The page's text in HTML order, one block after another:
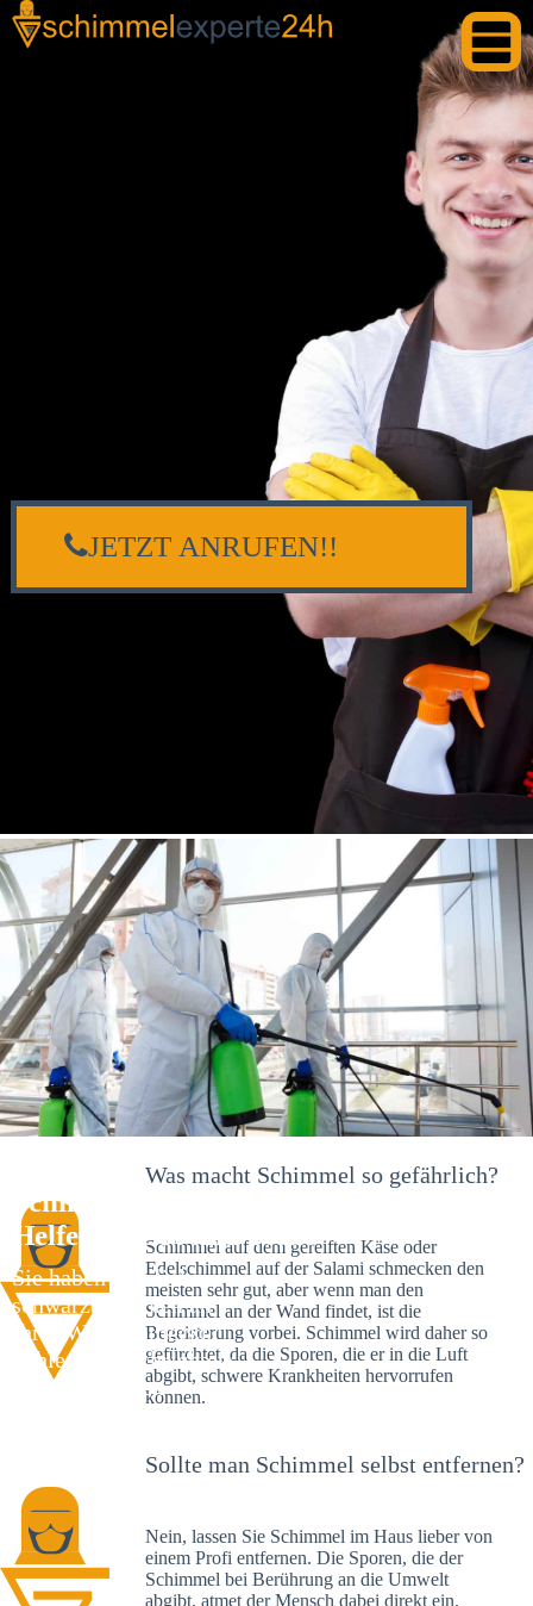
Schimmelexperte in Käfertal – Ihr
Helfer an Ort und Stelle
Sie haben kürzlich
schwarze Flecken an
Ihrer Wand entdeckt?
Schlechte Nachrichten:
Sie haben einen
JETZT ANRUFEN!!
Was macht Schimmel so gefährlich?
Schimmel auf dem gereiften Käse oder
Edelschimmel auf der Salami schmecken den
meisten sehr gut, aber wenn man den
Schimmel an der Wand findet, ist die
Begeisterung vorbei. Schimmel wird daher so
gefürchtet, da die Sporen, die er in die Luft
abgibt, schwere Krankheiten hervorrufen
können.
Sollte man Schimmel selbst entfernen?
Nein, lassen Sie Schimmel im Haus lieber von
einem Profi entfernen. Die Sporen, die der
Schimmel bei Berührung an die Umwelt
abgibt, atmet der Mensch dabei direkt ein.